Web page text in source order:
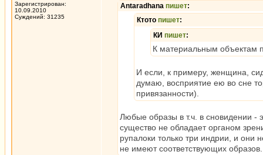
Зарегистрирован:
10.09.2010
Суждений: 31235
Antaradhana пишет:
Ктото пишет:
КИ пишет:
К материальным объектам
И если, к примеру, женщина,
думаю, восприятие ею во сне
привязанности).
Любые образы в т.ч. в сновидении -
существо не обладает органом
рупалоки только три индрии, и они
не имеют соответствующих образов.